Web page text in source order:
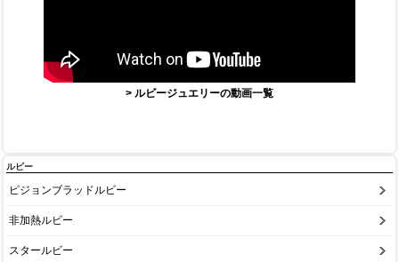
> ルビージュエリーの動画一覧
ルビー
ピジョンブラッドルビー
非加熱ルビー
スタールビー